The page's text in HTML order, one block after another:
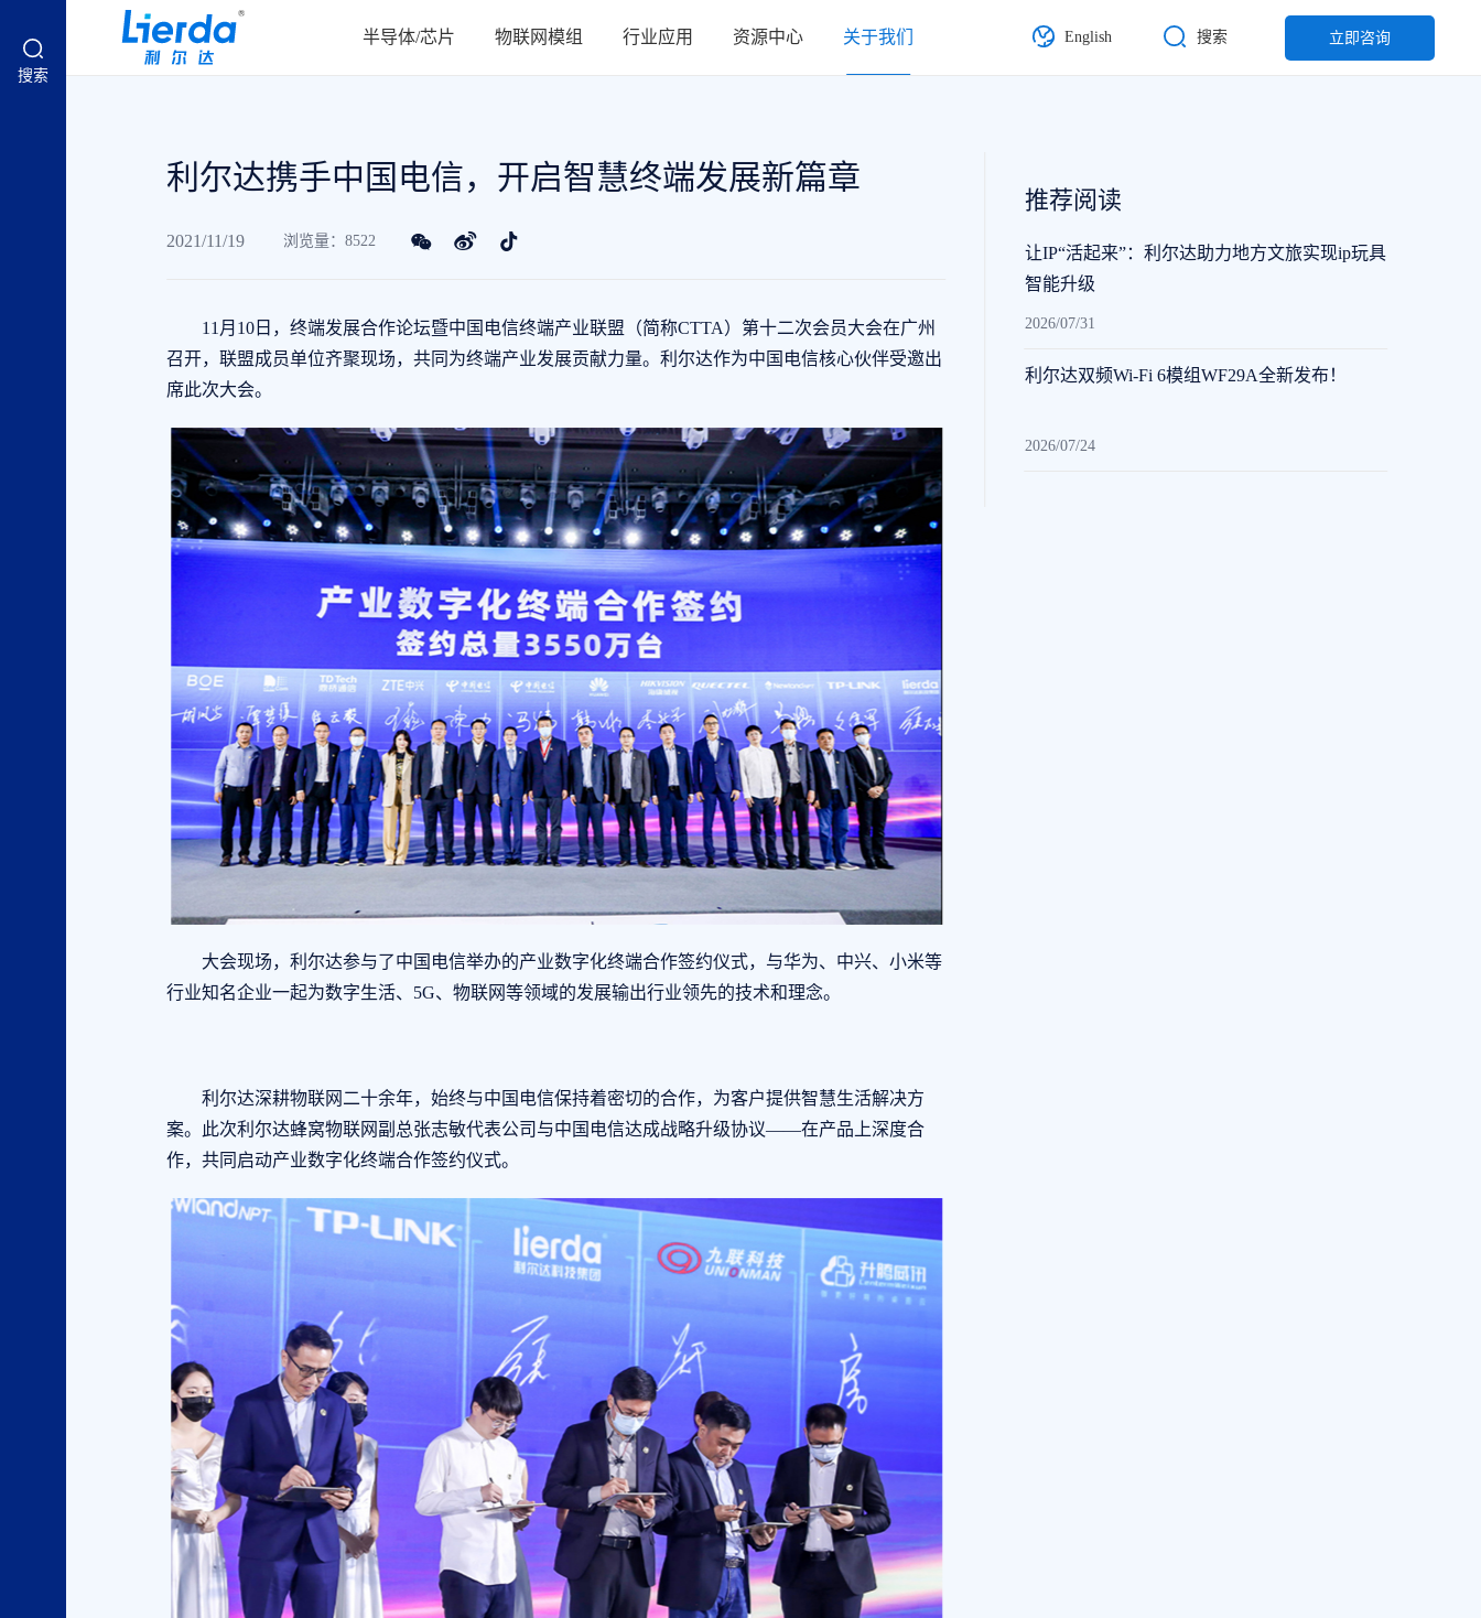
半导体/芯片 物联网模组 行业应用 资源中心 关于我们 English 搜索 立即咨询
搜索
利尔达携手中国电信，开启智慧终端发展新篇章
2021/11/19 浏览量：8522
11月10日，终端发展合作论坛暨中国电信终端产业联盟（简称CTTA）第十二次会员大会在广州
召开，联盟成员单位齐聚现场，共同为终端产业发展贡献力量。利尔达作为中国电信核心伙伴受邀出
席此次大会。
大会现场，利尔达参与了中国电信举办的产业数字化终端合作签约仪式，与华为、中兴、小米等
行业知名企业一起为数字生活、5G、物联网等领域的发展输出行业领先的技术和理念。
利尔达深耕物联网二十余年，始终与中国电信保持着密切的合作，为客户提供智慧生活解决方
案。此次利尔达蜂窝物联网副总张志敏代表公司与中国电信达成战略升级协议——在产品上深度合
作，共同启动产业数字化终端合作签约仪式。
推荐阅读
让IP“活起来”：利尔达助力地方文旅实现ip玩具
智能升级
2026/07/31
利尔达双频Wi-Fi 6模组WF29A全新发布！
2026/07/24